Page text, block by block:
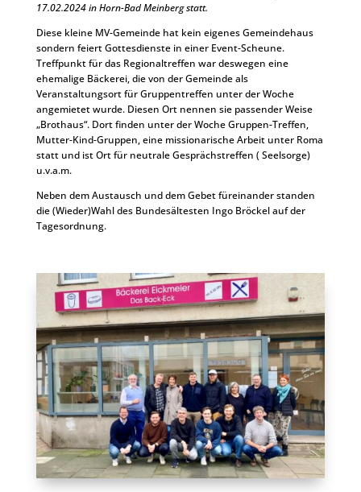
17.02.2024 in Horn-Bad Meinberg statt.
Diese kleine MV-Gemeinde hat kein eigenes Gemeindehaus
sondern feiert Gottesdienste in einer Event-Scheune.
Treffpunkt für das Regionaltreffen war deswegen eine
ehemalige Bäckerei, die von der Gemeinde als
Veranstaltungsort für Gruppentreffen unter der Woche
angemietet wurde. Diesen Ort nennen sie passender Weise
„Brothaus“. Dort finden unter der Woche Gruppen-Treffen,
Mutter-Kind-Gruppen, eine missionarische Arbeit unter Roma
statt und ist Ort für neutrale Gesprächstreffen ( Seelsorge)
u.v.a.m.
Neben dem Austausch und dem Gebet füreinander standen
die (Wieder)Wahl des Bundesältesten Ingo Bröckel auf der
Tagesordnung.